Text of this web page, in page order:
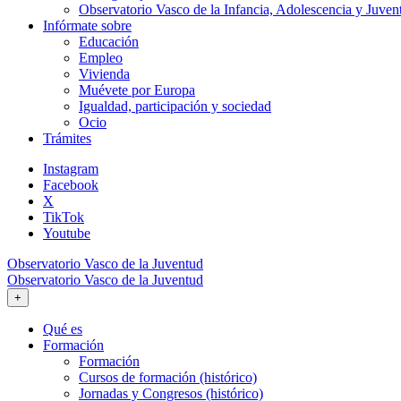
Observatorio Vasco de la Infancia, Adolescencia y
Infórmate sobre
Educación
Empleo
Vivienda
Muévete por Europa
Igualdad, participación y sociedad
Ocio
Trámites
Instagram
Facebook
X
TikTok
Youtube
Observatorio Vasco de la Juventud
Observatorio Vasco de la Juventud
+
Qué es
Formación
Formación
Cursos de formación (histórico)
Jornadas y Congresos (histórico)